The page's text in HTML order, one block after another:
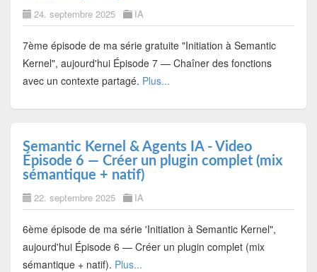
24. septembre 2025 IA
7ème épisode de ma série gratuite "Initiation à Semantic
Kernel", aujourd'hui Épisode 7 — Chaîner des fonctions
avec un contexte partagé. Plus...
Semantic Kernel & Agents IA - Video
Épisode 6 — Créer un plugin complet (mix
sémantique + natif)
22. septembre 2025 IA
6ème épisode de ma série 'Initiation à Semantic Kernel",
aujourd'hui Épisode 6 — Créer un plugin complet (mix
sémantique + natif). Plus...